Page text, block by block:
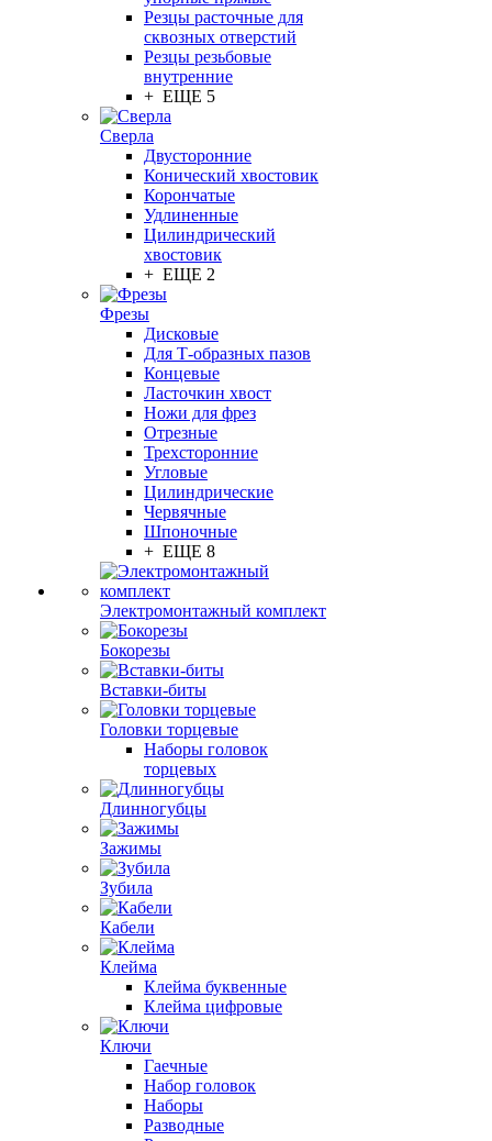
Резцы расточные для
сквозных отверстий
Резцы резьбовые
внутренние
+ ЕЩЕ 5
Сверла
Двусторонние
Конический хвостовик
Корончатые
Удлиненные
Цилиндрический
хвостовик
+ ЕЩЕ 2
Фрезы
Дисковые
Для Т-образных пазов
Концевые
Ласточкин хвост
Ножи для фрез
Отрезные
Трехсторонние
Угловые
Цилиндрические
Червячные
Шпоночные
+ ЕЩЕ 8
Электромонтажный комплект
Бокорезы
Вставки-биты
Головки торцевые
Наборы головок
торцевых
Длинногубцы
Зажимы
Зубила
Кабели
Клейма
Клейма буквенные
Клейма цифровые
Ключи
Гаечные
Набор головок
Наборы
Разводные